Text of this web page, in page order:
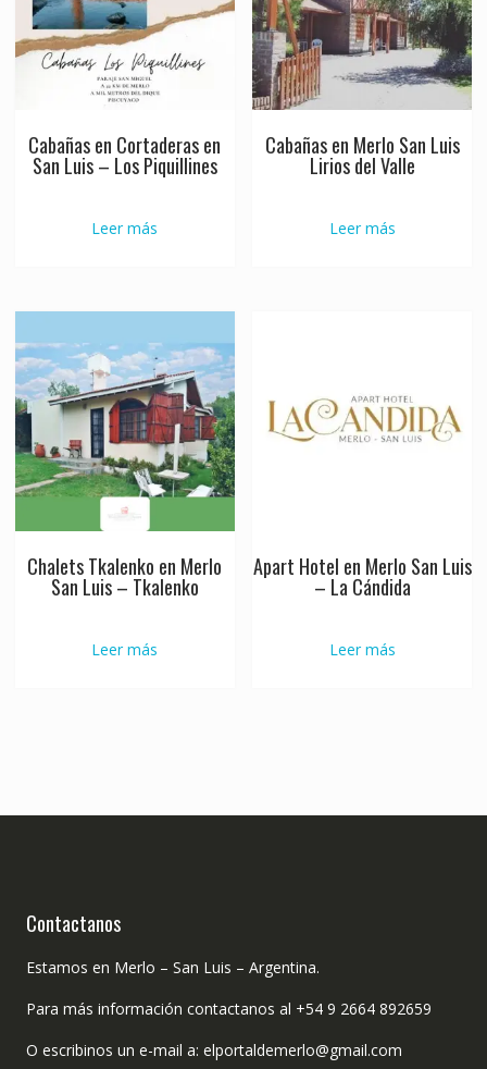
Cabañas en Cortaderas en
San Luis – Los Piquillines
Leer más
Cabañas en Merlo San Luis
Lirios del Valle
Leer más
Chalets Tkalenko en Merlo
San Luis – Tkalenko
Leer más
Apart Hotel en Merlo San Luis
– La Cándida
Leer más
Contactanos
Estamos en Merlo – San Luis – Argentina.
Para más información contactanos al +54 9 2664 892659
O escribinos un e-mail a: elportaldemerlo@gmail.com